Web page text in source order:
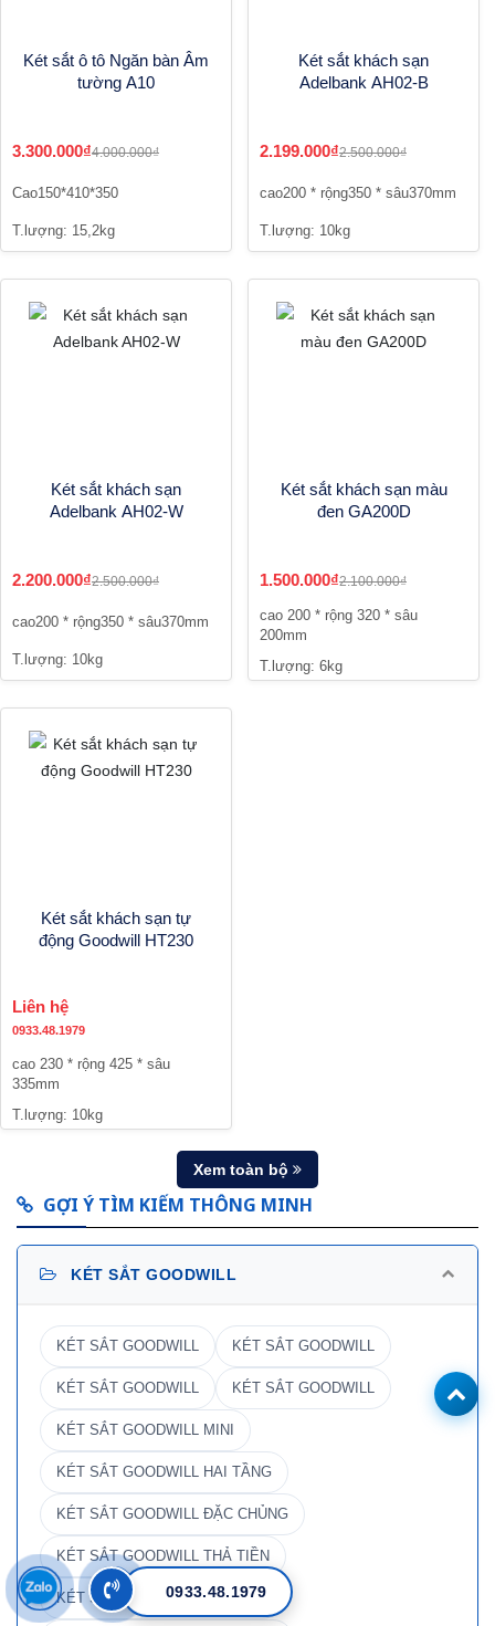
Két sắt ô tô Ngăn bàn Âm
tường A10
3.300.000₫4.000.000₫
Cao150*410*350
T.lượng: 15,2kg
Két sắt khách sạn
Adelbank AH02-B
2.199.000₫2.500.000₫
cao200 * rộng350 * sâu370mm
T.lượng: 10kg
Két sắt khách sạn
Adelbank AH02-W
2.200.000₫2.500.000₫
cao200 * rộng350 * sâu370mm
T.lượng: 10kg
Két sắt khách sạn màu
đen GA200D
1.500.000₫2.100.000₫
cao 200 * rộng 320 * sâu
200mm
T.lượng: 6kg
Két sắt khách sạn tự
động Goodwill HT230
Liên hệ
0933.48.1979
cao 230 * rộng 425 * sâu
335mm
T.lượng: 10kg
Xem toàn bộ
GỢI Ý TÌM KIẾM THÔNG MINH
KÉT SẮT GOODWILL
KÉT SẮT GOODWILL KÉT SẮT GOODWILL
KÉT SẮT GOODWILL KÉT SẮT GOODWILL
KÉT SẮT GOODWILL MINI
KÉT SẮT GOODWILL HAI TẦNG
KÉT SẮT GOODWILL ĐẶC CHỦNG
KÉT SẮT GOODWILL THẢ TIỀN
KÉT SẮT GOODWILL GIA ĐÌNH
0933.48.1979